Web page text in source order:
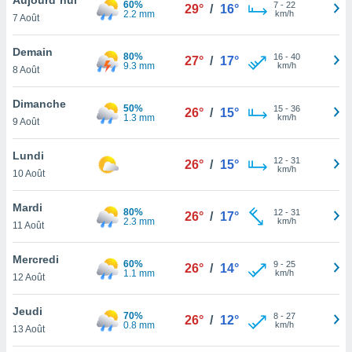
et
»,
au
vous
qu'ils
ou
le
ainsi
un
la
du
7 Août
60%
2.2 mm
29° / 16° 7- 22
km/h
Demain
8 Août
80%
9.3 mm
27° / 17° 16- 40
km/h
Dimanche
9 Août
50%
1.3 mm
26° / 15° 15- 36
km/h
Lundi
10 Août
26° / 15° 12- 31
km/h
Mardi
11 Août
80%
2.3 mm
26° / 17° 12- 31
km/h
Mercredi
12 Août
60%
1.1 mm
26° / 14° 9- 25
km/h
Jeudi
13 Août
70%
0.8 mm
26° / 12° 8- 27
km/h